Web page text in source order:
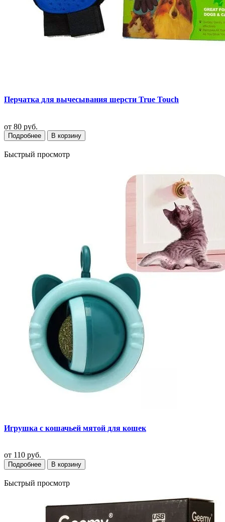
Перчатка для вычесывания шерсти True Touch
от 80 руб.
Подробнее В корзину
Быстрый просмотр
Игрушка с кошачьей мятой для кошек
от 110 руб.
Подробнее В корзину
Быстрый просмотр